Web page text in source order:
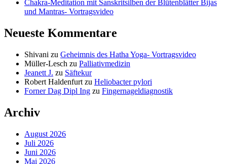
Chakra-Meditation mit Sanskritsilben der Blütenblätter Bijas
und Mantras- Vortragsvideo
Neueste Kommentare
Shivani zu Geheimnis des Hatha Yoga- Vortragsvideo
Müller-Lesch zu Palliativmedizin
Jeanett J. zu Säftekur
Robert Haldenfurt zu Heliobacter pylori
Forner Dag Dipl Ing zu Fingernageldiagnostik
Archiv
August 2026
Juli 2026
Juni 2026
Mai 2026